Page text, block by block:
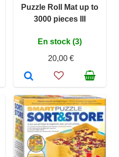
Puzzle Roll Mat up to
3000 pieces III
En stock (3)
20,00 €